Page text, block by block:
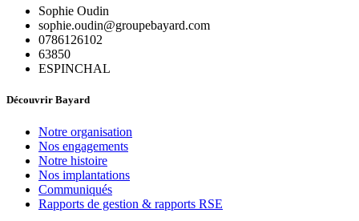
Sophie Oudin
sophie.oudin@groupebayard.com
0786126102
63850
ESPINCHAL
Découvrir Bayard
Notre organisation
Nos engagements
Notre histoire
Nos implantations
Communiqués
Rapports de gestion & rapports RSE